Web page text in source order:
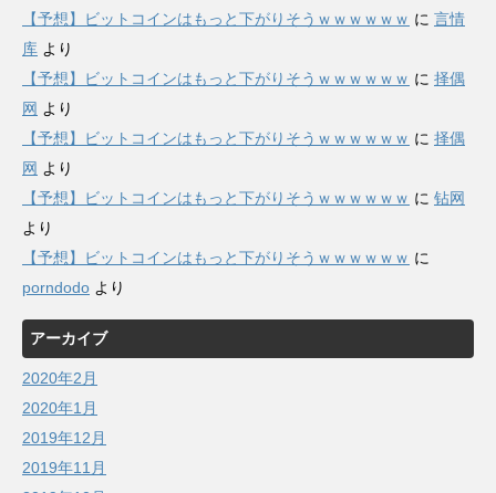
【予想】ビットコインはもっと下がりそうｗｗｗｗｗｗ に 言情
库 より
【予想】ビットコインはもっと下がりそうｗｗｗｗｗｗ に 择偶
网 より
【予想】ビットコインはもっと下がりそうｗｗｗｗｗｗ に 择偶
网 より
【予想】ビットコインはもっと下がりそうｗｗｗｗｗｗ に 钻网
より
【予想】ビットコインはもっと下がりそうｗｗｗｗｗｗ に
porndodo より
アーカイブ
2020年2月
2020年1月
2019年12月
2019年11月